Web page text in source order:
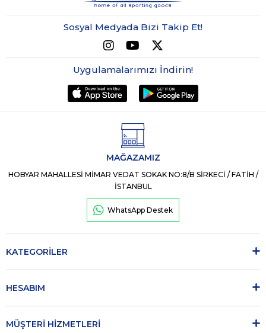
Sosyal Medyada Bizi Takip Et!
Uygulamalarımızı İndirin!
MAĞAZAMIZ
HOBYAR MAHALLESİ MİMAR VEDAT SOKAK NO:8/B SİRKECİ / FATİH /
İSTANBUL
WhatsApp Destek
KATEGORİLER
HESABIM
MÜŞTERİ HİZMETLERİ